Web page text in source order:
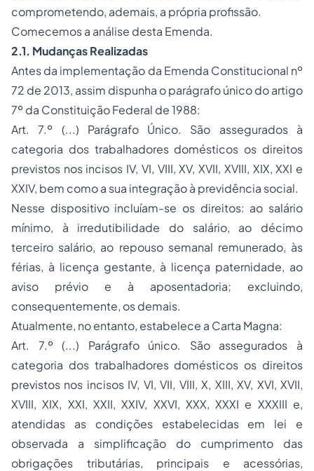
comprometendo, ademais, a própria profissão.
Comecemos a análise desta Emenda.
2.1. Mudanças Realizadas
Antes da implementação da Emenda Constitucional nº
72 de 2013, assim dispunha o parágrafo único do artigo
7º da Constituição Federal de 1988:
Art. 7.º (...) Parágrafo Único. São assegurados à
categoria dos trabalhadores domésticos os direitos
previstos nos incisos IV, VI, VIII, XV, XVII, XVIII, XIX, XXI e
XXIV, bem como a sua integração à previdência social.
Nesse dispositivo incluíam-se os direitos: ao salário
mínimo, à irredutibilidade do salário, ao décimo
terceiro salário, ao repouso semanal remunerado, às
férias, à licença gestante, à licença paternidade, ao
aviso prévio e à aposentadoria; excluindo,
consequentemente, os demais.
Atualmente, no entanto, estabelece a Carta Magna:
Art. 7.º (...) Parágrafo único. São assegurados à
categoria dos trabalhadores domésticos os direitos
previstos nos incisos IV, VI, VII, VIII, X, XIII, XV, XVI, XVII,
XVIII, XIX, XXI, XXII, XXIV, XXVI, XXX, XXXI e XXXIII e,
atendidas as condições estabelecidas em lei e
observada a simplificação do cumprimento das
obrigações tributárias, principais e acessórias,